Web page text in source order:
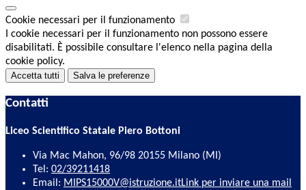
Cookie necessari per il funzionamento
I cookie necessari per il funzionamento non possono essere
disabilitati. È possibile consultare l'elenco nella pagina della
cookie policy.
Accetta tutti Salva le preferenze
Contatti
Liceo Scientifico Statale Piero Bottoni
Via Mac Mahon, 96/98 20155 Milano (MI)
Tel: 02/39211418
Email: MIPS15000V@istruzione.itLink per inviare una mail